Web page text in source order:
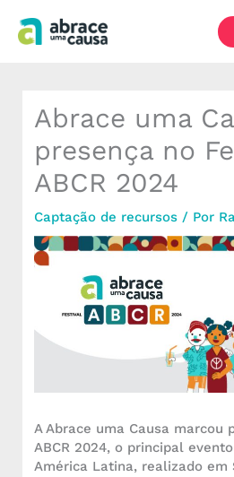
para
Abrace uma
presença no
ABCR 2024
Captação de recursos/ Por
A Abrace uma Causa marcou
ABCR 2024, o principal
América Latina, realizado em